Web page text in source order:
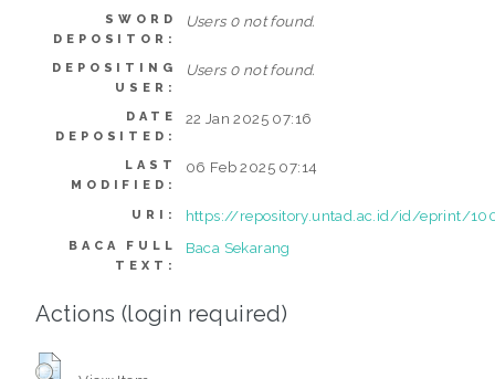
SWORD
DEPOSITOR:
Users 0 not found.
DEPOSITING
USER:
Users 0 not found.
DATE
DEPOSITED:
22 Jan 2025 07:16
LAST
MODIFIED:
06 Feb 2025 07:14
URI: https://repository.untad.ac.id/id/eprint/
BACA FULL
TEXT:
Baca Sekarang
Actions (login required)